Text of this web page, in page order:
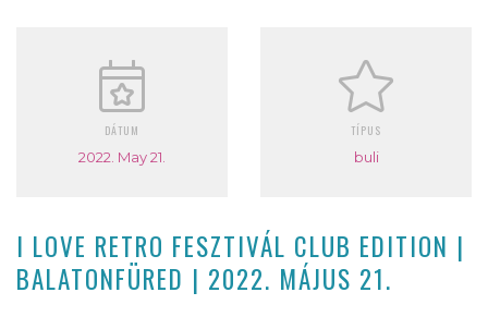
DÁTUM
2022. May 21.
TÍPUS
buli
I LOVE RETRO FESZTIVÁL CLUB EDITION |
BALATONFÜRED | 2022. MÁJUS 21.